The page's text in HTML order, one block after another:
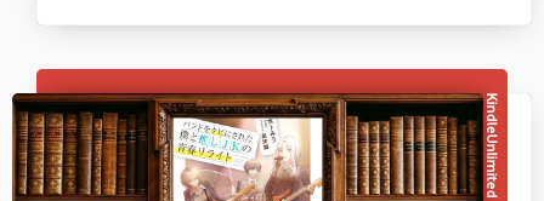
KindleUnlimited